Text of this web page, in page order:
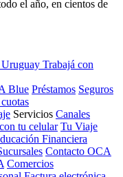
el año, en cientos de
Trabajá con
Blue Préstamos Seguros
Servicios Canales
tu celular Tu Viaje
Financiera
Contacto OCA
Comercios